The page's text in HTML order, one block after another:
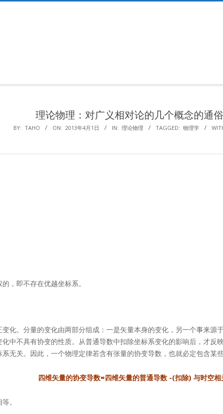
理论物理：对广义相对论的几个概念的通
BY: TAHO ON: 2013年4月1日 IN: 理论物理 TAGGED: 物理学
，即不存在优越坐标系。
化。分量的变化由两部分组成：一是矢量本身的变化，另一个事来源
中不具有协变的性质。从普通导数中扣除坐标系变化的影响后，才
无关。因此，一个物理定律若含有张量的协变导数，也就必定包含某
四维矢量的协变导数=四维矢量的普通导数 -(扣除) 与时空
。